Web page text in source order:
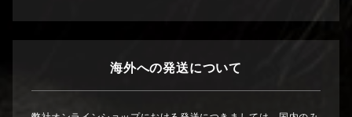
海外への発送について